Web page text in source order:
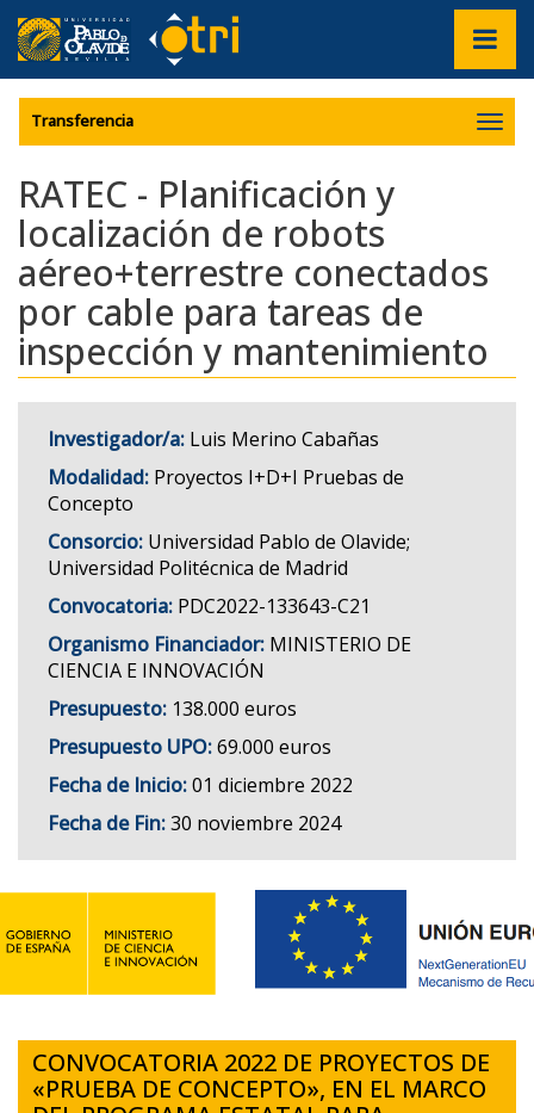
label.access.jump.content???
???
label.access.jump.header???
???
label.access.jump.footer???
label.access.jump.menu???
Transferencia
RATEC - Planificación y
localización de robots
aéreo+terrestre conectados
por cable para tareas de
inspección y mantenimiento
Investigador/a: Luis Merino Cabañas
Modalidad: Proyectos I+D+I Pruebas de
Concepto
Consorcio: Universidad Pablo de Olavide;
Universidad Politécnica de Madrid
Convocatoria: PDC2022-133643-C21
Organismo Financiador: MINISTERIO DE
CIENCIA E INNOVACIÓN
Presupuesto: 138.000 euros
Presupuesto UPO:69.000 euros
Fecha de Inicio:01 diciembre 2022
Fecha de Fin:30 noviembre 2024
CONVOCATORIA 2022 DE PROYECTOS DE
«PRUEBA DE CONCEPTO», EN EL MARCO